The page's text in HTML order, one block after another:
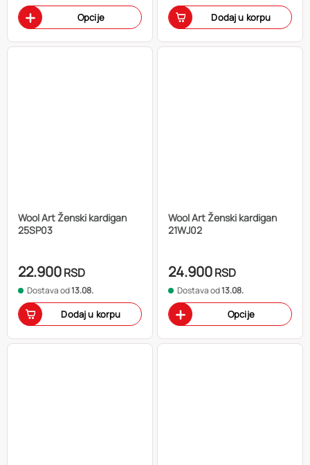
Opcije Dodaj u korpu
Wool Art Ženski kardigan
25SP03
22.900RSD
Dostava od13.08.
Dodaj u korpu
Wool Art Ženski kardigan
21WJ02
24.900RSD
Dostava od13.08.
Opcije